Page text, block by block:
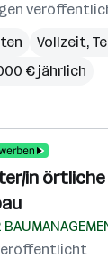
Vollzeit,
€ jährlich
in